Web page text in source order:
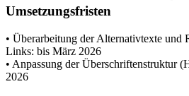
Umsetzungsfristen
• Überarbeitung der Alternativtexte und
Links: bis März 2026
• Anpassung der Überschriftenstruktur
2026